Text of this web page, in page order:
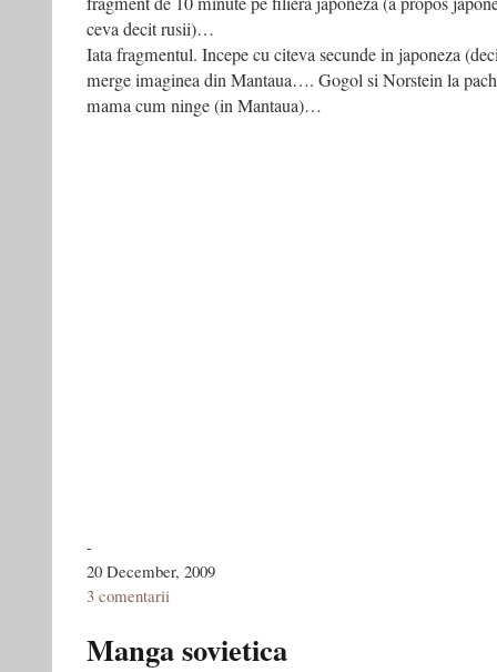
ceva decit rusii)…
Iata fragmentul. Incepe cu citeva secunde in japoneza
merge imaginea din Mantaua…. Gogol si Norstein la
mama cum ninge (in Mantaua)…
-
20 December, 2009
3 comentarii
Manga sovietica